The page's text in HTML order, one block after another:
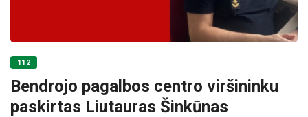
112
Bendrojo pagalbos centro viršininku
paskirtas Liutauras Šinkūnas